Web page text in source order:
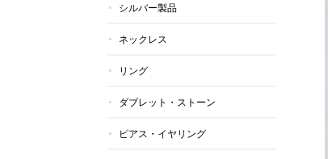
シルバー製品
ネックレス
リング
ダブレット・ストーン
ピアス・イヤリング